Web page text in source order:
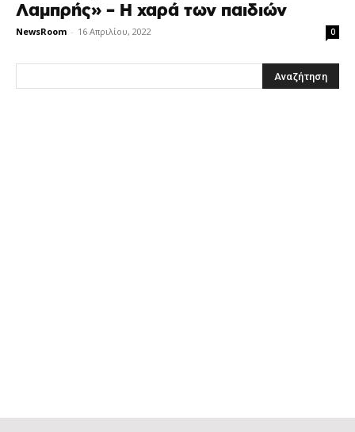
Λαμπρής» – Η χαρά των παιδιών
NewsRoom - 16 Απριλίου, 2022 0